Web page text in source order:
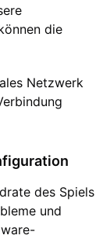
die
Netzwerk
des Spiels
und